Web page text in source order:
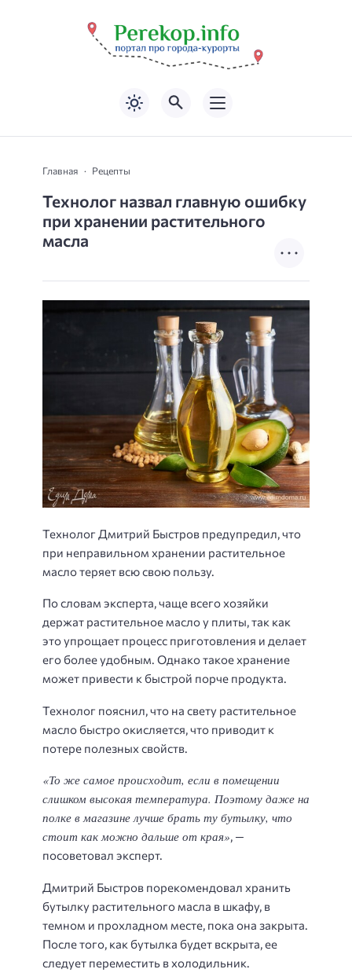
Главная Рецепты
Технолог назвал главную ошибку
при хранении растительного
масла
Технолог Дмитрий Быстров предупредил, что
при неправильном хранении растительное
масло теряет всю свою пользу.
По словам эксперта, чаще всего хозяйки
держат растительное масло у плиты, так как
это упрощает процесс приготовления и делает
его более удобным. Однако такое хранение
может привести к быстрой порче продукта.
Технолог пояснил, что на свету растительное
масло быстро окисляется, что приводит к
потере полезных свойств.
«То же самое происходит, если в помещении
слишком высокая температура. Поэтому даже на
полке в магазине лучше брать ту бутылку, что
стоит как можно дальше от края», —
посоветовал эксперт.
Дмитрий Быстров порекомендовал хранить
бутылку растительного масла в шкафу, в
темном и прохладном месте, пока она закрыта.
После того, как бутылка будет вскрыта, ее
следует переместить в холодильник.